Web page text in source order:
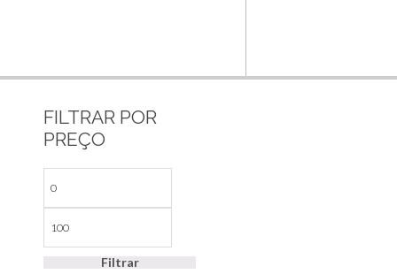
FILTRAR POR
PREÇO
Filtrar